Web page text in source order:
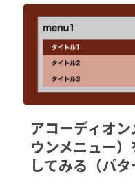
アコーディオ
ウンメニュー
してみる（パタ